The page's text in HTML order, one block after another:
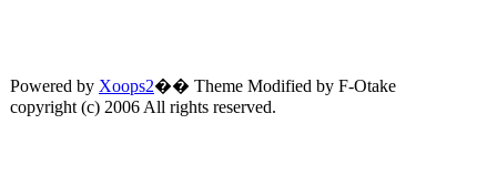
Powered by Xoops2�� Theme Modified by F-Otake
copyright (c) 2006 All rights reserved.